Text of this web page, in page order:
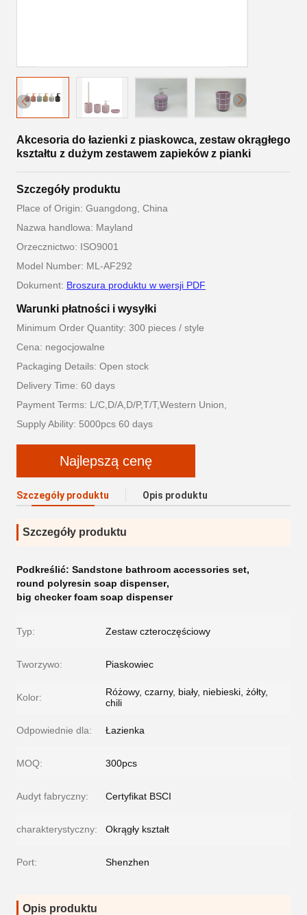
Akcesoria do łazienki z piaskowca, zestaw okrągłego
kształtu z dużym zestawem zapieków z pianki
Szczegóły produktu
Place of Origin: Guangdong, China
Nazwa handlowa: Mayland
Orzecznictwo: ISO9001
Model Number: ML-AF292
Dokument: Broszura produktu w wersji PDF
Warunki płatności i wysyłki
Minimum Order Quantity: 300 pieces / style
Cena: negocjowalne
Packaging Details: Open stock
Delivery Time: 60 days
Payment Terms: L/C,D/A,D/P,T/T,Western Union,
Supply Ability: 5000pcs 60 days
Najlepszą cenę
Szczegóły produktu Opis produktu
Szczegóły produktu
Podkreślić: Sandstone bathroom accessories set,
round polyresin soap dispenser,
big checker foam soap dispenser
Typ: Zestaw czteroczęściowy
Tworzywo: Piaskowiec
Kolor:
Różowy, czarny, biały, niebieski, żółty,
chili
Odpowiednie dla: Łazienka
MOQ: 300pcs
Audyt fabryczny: Certyfikat BSCI
charakterystyczny: Okrągły kształt
Port: Shenzhen
Opis produktu